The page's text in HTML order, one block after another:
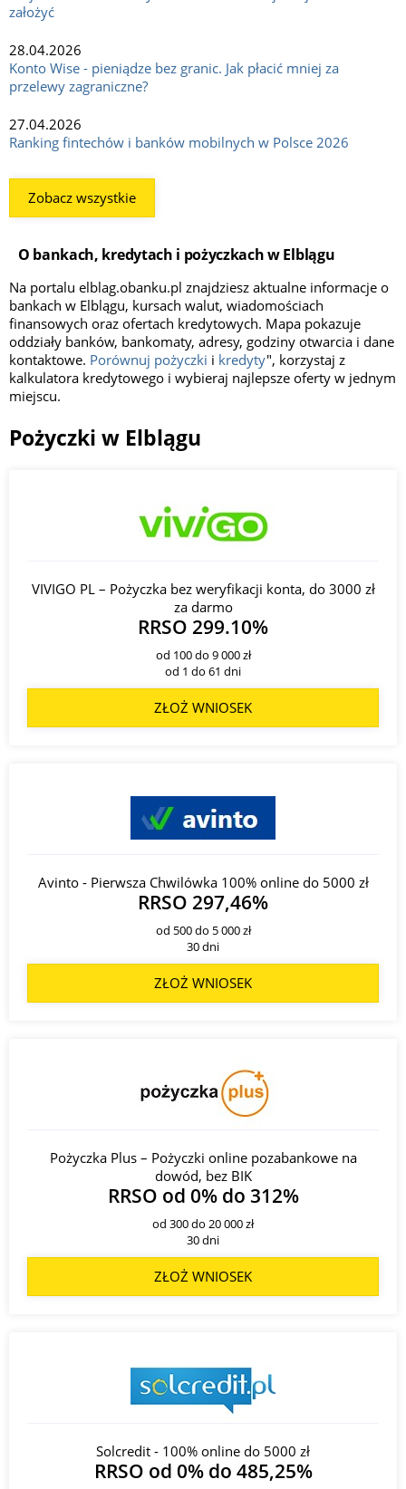
założyć
28.04.2026
Konto Wise - pieniądze bez granic. Jak płacić mniej za
przelewy zagraniczne?
27.04.2026
Ranking fintechów i banków mobilnych w Polsce 2026
Zobacz wszystkie
O bankach, kredytach i pożyczkach w Elblągu
Na portalu elblag.obanku.pl znajdziesz aktualne informacje o
bankach w Elblągu, kursach walut, wiadomościach
finansowych oraz ofertach kredytowych. Mapa pokazuje
oddziały banków, bankomaty, adresy, godziny otwarcia i dane
kontaktowe. Porównuj pożyczki i kredyty", korzystaj z
kalkulatora kredytowego i wybieraj najlepsze oferty w jednym
miejscu.
Pożyczki w Elblągu
VIVIGO PL – Pożyczka bez weryfikacji konta, do 3000 zł
za darmo
RRSO 299.10%
od 100 do 9 000 zł
od 1 do 61 dni
ZŁOŻ WNIOSEK
Avinto - Pierwsza Chwilówka 100% online do 5000 zł
RRSO 297,46%
od 500 do 5 000 zł
30 dni
ZŁOŻ WNIOSEK
Pożyczka Plus – Pożyczki online pozabankowe na
dowód, bez BIK
RRSO od 0% do 312%
od 300 do 20 000 zł
30 dni
ZŁOŻ WNIOSEK
Solcredit - 100% online do 5000 zł
RRSO od 0% do 485,25%